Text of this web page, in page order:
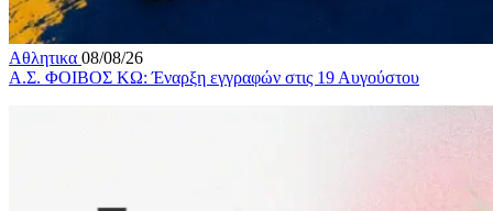
Αθλητικα 08/08/26
Α.Σ. ΦΟΙΒΟΣ ΚΩ: Έναρξη εγγραφών στις 19 Αυγούστου